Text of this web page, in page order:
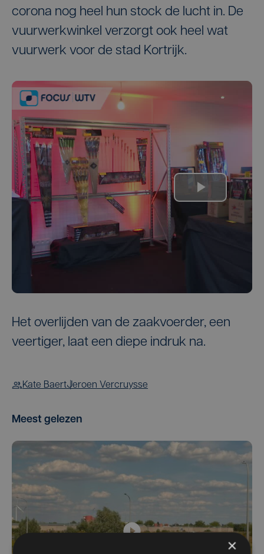
corona nog heel hun stock de lucht in. De
vuurwerkwinkel verzorgt ook heel wat
vuurwerk voor de stad Kortrijk.
Het overlijden van de zaakvoerder, een
veertiger, laat een diepe indruk na.
Kate BaertJeroen Vercruysse
Meest gelezen
×